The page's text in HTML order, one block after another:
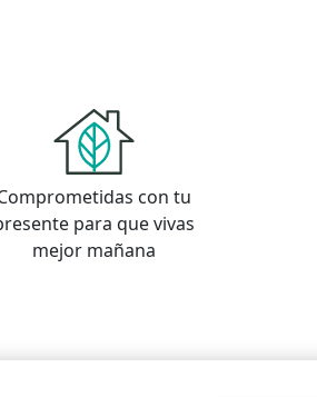
con tu
para que vivas
mejor mañana